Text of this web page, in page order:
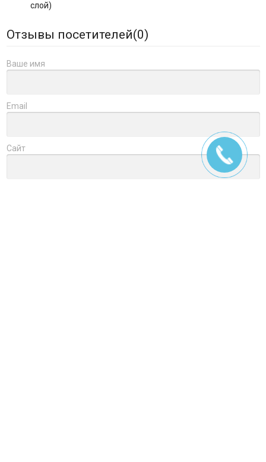
слой)
Отзывы посетителей(0)
Ваше имя
Email
Сайт